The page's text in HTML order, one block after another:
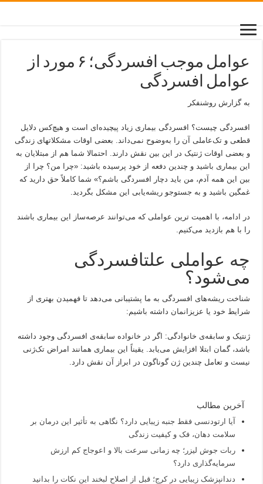
عوامل موجب افسردگی؛ ۶ مورد از
عوامل افسردگی
به گزارش روشنفکر
افسردگی چیست؟ افسردگی بیماری زیاد پیچیده‌ای است و هیچ‌کس دلایل
قطعی و تک‌عاملی آن را به‌وضوح نمی‌داند. بعضی اوقات مشکلاتهای زندگی
و بعضی اوقات ژنتیک در این بین نقش دارند. احتمالا شما هم از مبتلایان به
این بیماری باشید و چندین دفعه از خود پرسیده باشید: «چرا من؟ چرا از
بین این همه آدم، من باید دچار افسردگی باشم؟» شما کاملاً حق دارید که
غمگین باشید و به جستوجو ریشه‌یابی این مشکل بگردید.
در ادامه، با اهمیت ترین عواملی که می‌توانند عرصه‌ساز این بیماری باشند
را با هم بازدید می‌کنیم.
چه عواملی علتافسردگی
می‌شود؟
شناخت ریشه‌های افسردگی به ما پشتیبانی می‌دهد تا فهمیدن بهتری از
شرایط خود یا عزیزانمان داشته باشیم:
ژنتیک و سابقه‌ی خانوادگی: اگر در خانواده سابقه‌ی افسردگی وجود داشته
باشد، گمان ابتلا افزایش می‌یابد. یقیناً این بیماری همانند امراض تک‌ژنی
نیست و تعامل چندین ژن گوناگون در ابراز آن نقش دارد.
آخرین مطالب
آیا ارتودنسی فقط جنبه زیبایی دارد؟ نگاهی به تأثیر این درمان بر
سلامت دهان، فک و کیفیت زندگی
ربات جوش لیزر؛ چه زمانی سرعت بالا و اعوجاج کم ارزش
سرمایه‌گذاری دارد؟
دندانپزشک زیبایی در کرج؛ قبل از اصلاح لبخند این نکات را بدانید